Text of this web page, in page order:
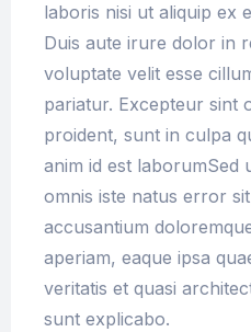
laboris nisi ut aliquip ex
Duis aute irure dolor in
voluptate velit esse
pariatur. Excepteur sint
proident, sunt in culpa
anim id est laborumSed
omnis iste natus error
accusantium
aperiam, eaque ipsa
veritatis et quasi
sunt explicabo.